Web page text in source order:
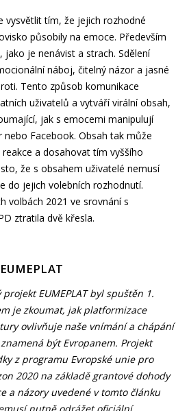
vysvětlit tím, že jejich rozhodné
působily na emoce. Především
jako je nenávist a strach. Sdělení
náboj, čitelný názor a jasné
Tento způsob komunikace
uživatelů a vytváří virální obsah,
jak s emocemi manipulují
Facebook. Obsah tak může
a dosahovat tím vyššího
že s obsahem uživatelé nemusí
do jejich volebních rozhodnutí.
volbách 2021 ve srovnání s
ztratila dvě křesla.
EUMEPLAT byl spuštěn 1.
je zkoumat, jak platformizace
ovlivňuje naše vnímání a chápání
být Evropanem. Projekt
z programu Evropské unie pro
2020 na základě grantové dohody
a názory uvedené v tomto článku